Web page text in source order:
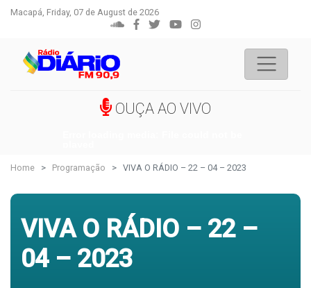
Macapá, Friday, 07 de August de 2026
OUÇA AO VIVO
Home Programação VIVA O RÁDIO – 22 – 04 – 2023
VIVA O RÁDIO – 22 –
04 – 2023